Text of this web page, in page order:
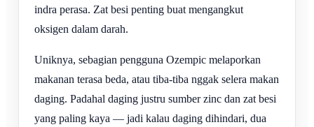
indra perasa. Zat besi penting buat mengangkut
oksigen dalam darah.
Uniknya, sebagian pengguna Ozempic melaporkan
makanan terasa beda, atau tiba-tiba nggak selera makan
daging. Padahal daging justru sumber zinc dan zat besi
yang paling kaya — jadi kalau daging dihindari, dua